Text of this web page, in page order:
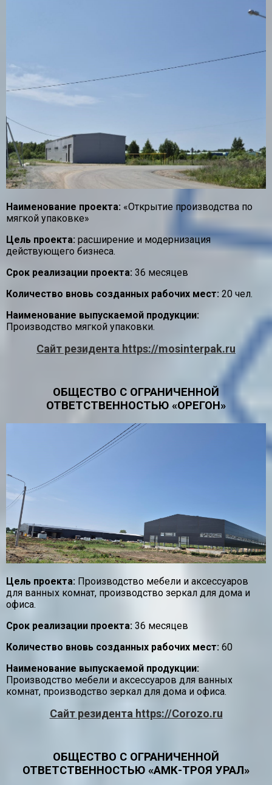
Наименование проекта: «Открытие производства по
мягкой упаковке»
Цель проекта: расширение и модернизация
действующего бизнеса.
Срок реализации проекта: 36 месяцев
Количество вновь созданных рабочих мест: 20 чел.
Наименование выпускаемой продукции:
Производство мягкой упаковки.
Сайт резидента https://mosinterpak.ru
ОБЩЕСТВО С ОГРАНИЧЕННОЙ
ОТВЕТСТВЕННОСТЬЮ «ОРЕГОН»
Цель проекта: Производство мебели и аксессуаров
для ванных комнат, производство зеркал для дома и
офиса.
Срок реализации проекта: 36 месяцев
Количество вновь созданных рабочих мест: 60
Наименование выпускаемой продукции:
Производство мебели и аксессуаров для ванных
комнат, производство зеркал для дома и офиса.
Сайт резидента https://Corozo.ru
ОБЩЕСТВО С ОГРАНИЧЕННОЙ
ОТВЕТСТВЕННОСТЬЮ «АМК-ТРОЯ УРАЛ»